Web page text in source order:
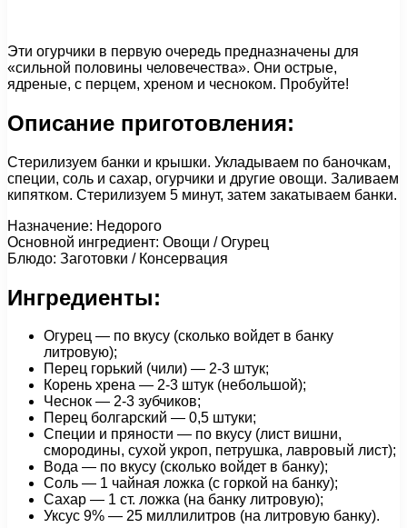
Эти огурчики в первую очередь предназначены для
«сильной половины человечества». Они острые,
ядреные, с перцем, хреном и чесноком. Пробуйте!
Описание приготовления:
Стерилизуем банки и крышки. Укладываем по баночкам,
специи, соль и сахар, огурчики и другие овощи. Заливаем
кипятком. Стерилизуем 5 минут, затем закатываем банки.
Назначение: Недорого
Основной ингредиент: Овощи / Огурец
Блюдо: Заготовки / Консервация
Ингредиенты:
Огурец — по вкусу (сколько войдет в банку
литровую);
Перец горький (чили) — 2-3 штук;
Корень хрена — 2-3 штук (небольшой);
Чеснок — 2-3 зубчиков;
Перец болгарский — 0,5 штуки;
Специи и пряности — по вкусу (лист вишни,
смородины, сухой укроп, петрушка, лавровый лист);
Вода — по вкусу (сколько войдет в банку);
Соль — 1 чайная ложка (с горкой на банку);
Сахар — 1 cт. ложка (на банку литровую);
Уксус 9% — 25 миллилитров (на литровую банку).